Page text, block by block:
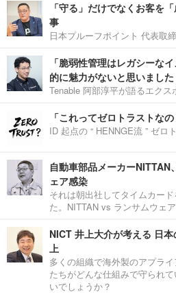
「守る」だけでなくお客を
事
日本プルーフポイント 代表取
「脆弱性管理はレガシーな
的に魅力がないと思いました
Tenable 阿部淳平が語るエクス
「これってゼロトラストな
ID 起点の “ HENNGE流 ” ゼロ
自動車部品メーカーNITTAN
ェア感染
それは朝出社してタイムカー
た。NITTAN vs ランサムウェ
NICT 井上大介が考える 日
上
多くの組織で海外製のアプラ
たちがどんな仕組みで守られ
いでしょうか？